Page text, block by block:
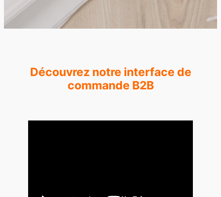
Découvrez notre interface de
commande B2B